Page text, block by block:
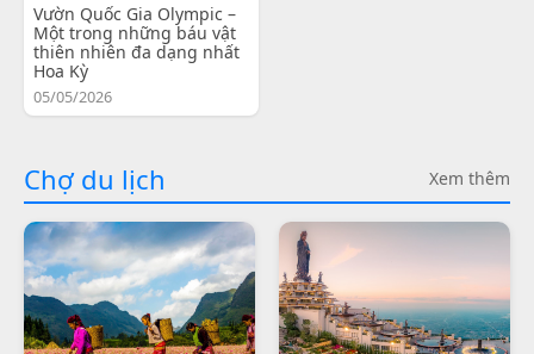
Vườn Quốc Gia Olympic –
Một trong những báu vật
thiên nhiên đa dạng nhất
Hoa Kỳ
05/05/2026
Chợ du lịch Xem thêm